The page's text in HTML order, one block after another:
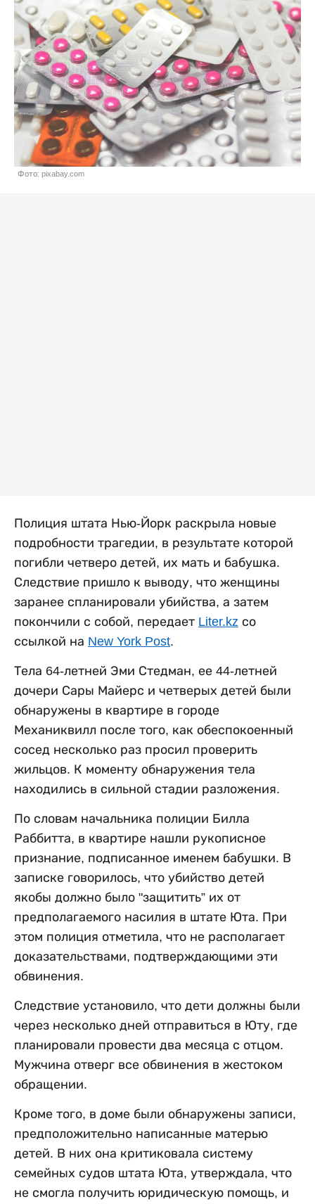
Фото: pixabay.com
Полиция штата Нью-Йорк раскрыла новые
подробности трагедии, в результате которой
погибли четверо детей, их мать и бабушка.
Следствие пришло к выводу, что женщины
заранее спланировали убийства, а затем
покончили с собой, передает Liter.kz со
ссылкой на New York Post.
Тела 64-летней Эми Стедман, ее 44-летней
дочери Сары Майерс и четверых детей были
обнаружены в квартире в городе
Механиквилл после того, как обеспокоенный
сосед несколько раз просил проверить
жильцов. К моменту обнаружения тела
находились в сильной стадии разложения.
По словам начальника полиции Билла
Раббитта, в квартире нашли рукописное
признание, подписанное именем бабушки. В
записке говорилось, что убийство детей
якобы должно было "защитить” их от
предполагаемого насилия в штате Юта. При
этом полиция отметила, что не располагает
доказательствами, подтверждающими эти
обвинения.
Следствие установило, что дети должны были
через несколько дней отправиться в Юту, где
планировали провести два месяца с отцом.
Мужчина отверг все обвинения в жестоком
обращении.
Кроме того, в доме были обнаружены записи,
предположительно написанные матерью
детей. В них она критиковала систему
семейных судов штата Юта, утверждала, что
не смогла получить юридическую помощь, и